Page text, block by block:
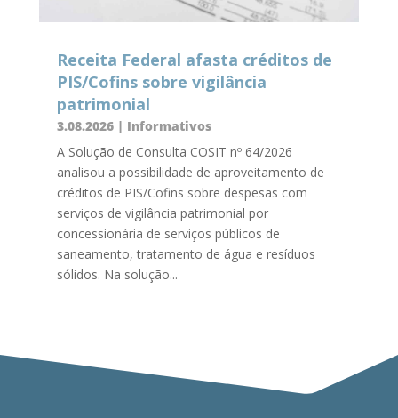
Receita Federal afasta créditos de
PIS/Cofins sobre vigilância
patrimonial
3.08.2026| Informativos
A Solução de Consulta COSIT nº 64/2026
analisou a possibilidade de aproveitamento de
créditos de PIS/Cofins sobre despesas com
serviços de vigilância patrimonial por
concessionária de serviços públicos de
saneamento, tratamento de água e resíduos
sólidos. Na solução...